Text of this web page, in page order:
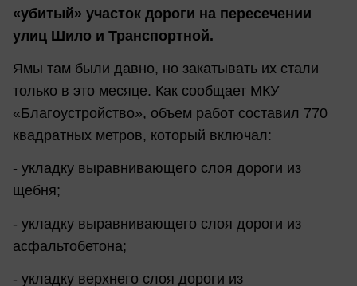
«убитый» участок дороги на пересечении
улиц Шило и Транспортной.
Ямы там были давно, но закатывать их стали
только в это месяце. Как сообщает МКУ
«Благоустройство», объем работ составил 770
квадратных метров, который включал:
- укладку выравнивающего слоя дороги из
щебня;
- укладку выравнивающего слоя дороги из
асфальтобетона;
- укладку верхнего слоя дороги из